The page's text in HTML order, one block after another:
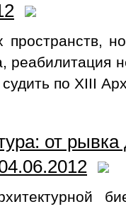
пространств,
реабилитация
по XIII
от